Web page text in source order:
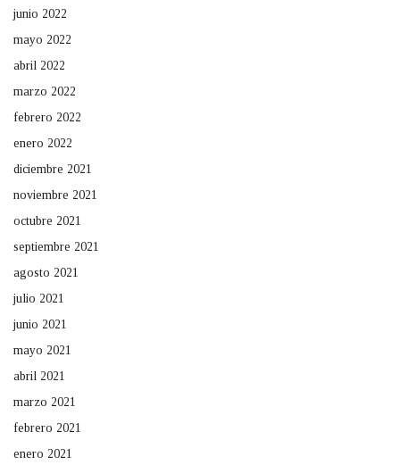
junio 2022
mayo 2022
abril 2022
marzo 2022
febrero 2022
enero 2022
diciembre 2021
noviembre 2021
octubre 2021
septiembre 2021
agosto 2021
julio 2021
junio 2021
mayo 2021
abril 2021
marzo 2021
febrero 2021
enero 2021